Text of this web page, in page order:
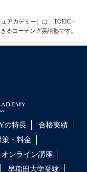
アカデミー）は、TOEIC・
るコーチング英語塾です。
の特長
合格実績
策・料金
オンライン講座
早稲田大学受験